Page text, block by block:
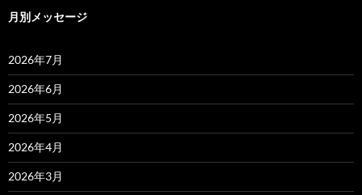
月別メッセージ
2026年7月
2026年6月
2026年5月
2026年4月
2026年3月